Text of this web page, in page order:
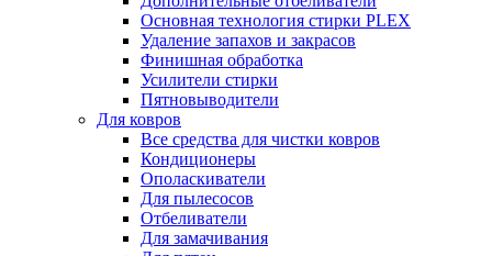
Основная технология стирки PLEX
Удаление запахов и закрасов
Финишная обработка
Усилители стирки
Пятновыводители
Для ковров
Все средства для чистки ковров
Кондиционеры
Ополаскиватели
Для пылесосов
Отбеливатели
Для замачивания